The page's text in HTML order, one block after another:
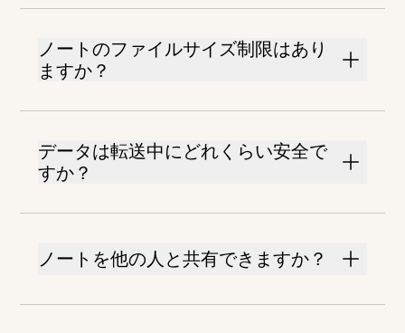
ノートのファイルサイズ制限はあり
ますか？
データは転送中にどれくらい安全で
すか？
ノートを他の人と共有できますか？